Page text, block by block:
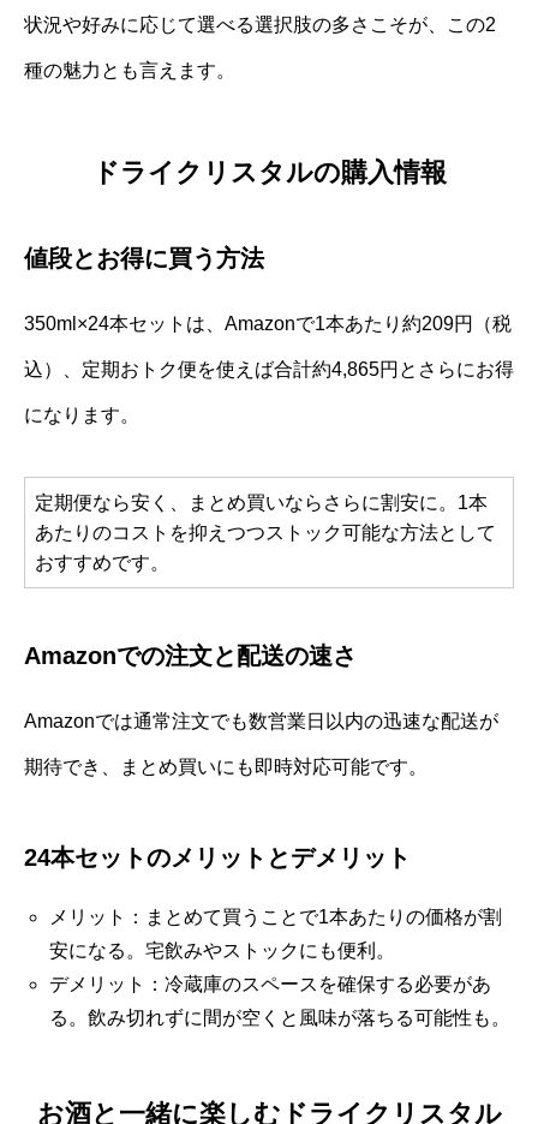
状況や好みに応じて選べる選択肢の多さこそが、この2
種の魅力とも言えます。
ドライクリスタルの購入情報
値段とお得に買う方法
350ml×24本セットは、Amazonで1本あたり約209円（税
込）、定期おトク便を使えば合計約4,865円とさらにお得
になります。
定期便なら安く、まとめ買いならさらに割安に。1本
あたりのコストを抑えつつストック可能な方法として
おすすめです。
Amazonでの注文と配送の速さ
Amazonでは通常注文でも数営業日以内の迅速な配送が
期待でき、まとめ買いにも即時対応可能です。
24本セットのメリットとデメリット
メリット：まとめて買うことで1本あたりの価格が割
安になる。宅飲みやストックにも便利。
デメリット：冷蔵庫のスペースを確保する必要があ
る。飲み切れずに間が空くと風味が落ちる可能性も。
お酒と一緒に楽しむドライクリスタル